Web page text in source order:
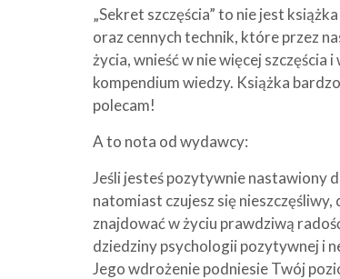
„Sekret szczęścia” to nie jest
oraz cennych technik, które przez
życia, wnieść w nie więcej
kompendium wiedzy. Książka
polecam!
A to nota od wydawcy:
Jeśli jesteś pozytywnie nastawiony
natomiast czujesz się nieszczęśliwy,
znajdować w życiu prawdziwą
dziedziny psychologii pozytywnej i
Jego wdrożenie podniesie Twój